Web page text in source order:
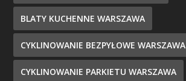
BLATY KUCHENNE WARSZAWA
CYKLINOWANIE BEZPYŁOWE WARSZAWA
CYKLINOWANIE PARKIETU WARSZAWA